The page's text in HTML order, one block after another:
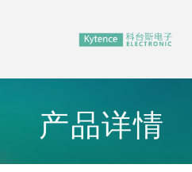
产品中心 解决方案
控件[tem_25_34]渲染出错,Source:未将对象
产品详情
控件[tem_25_34]渲染出错,Source:未将对象